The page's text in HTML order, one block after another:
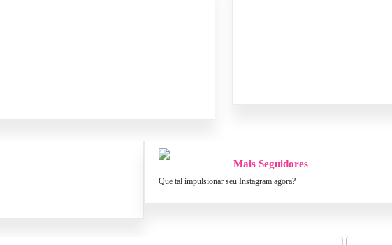
Mais Seguidores
Que tal impulsionar seu Instagram agora?